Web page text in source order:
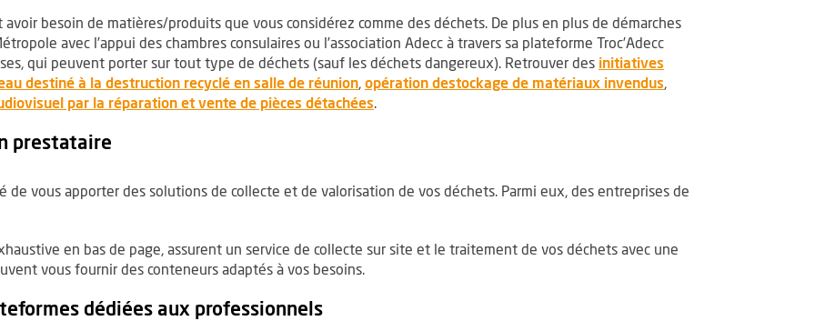
besoin de matières/produits que vous considérez comme des déchets. De plus en plus de démarches
avec l’appui des chambres consulaires ou l’association Adecc à travers sa plateforme Troc’Adecc
qui peuvent porter sur tout type de déchets (sauf les déchets dangereux). Retrouver des initiatives
une nouvelle fenêtre
destiné à la destruction recyclé en salle de réunion, Ouvre une nouvelle fenêtre
, opération destockage de matériaux invendus,
par la réparation et vente de pièces détachées.
prestataire
de vous apporter des solutions de collecte et de valorisation de vos déchets. Parmi eux, des entreprises de
en bas de page, assurent un service de collecte sur site et le traitement de vos déchets avec une
vous fournir des conteneurs adaptés à vos besoins.
dédiées aux professionnels